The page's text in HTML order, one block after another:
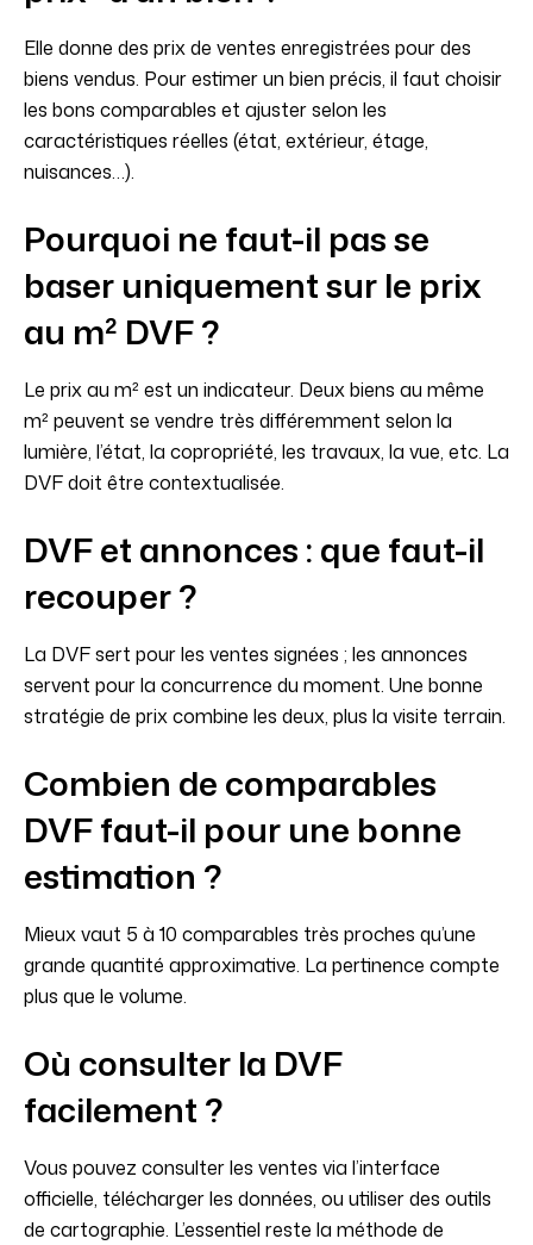
Elle donne des prix de ventes enregistrées pour des
biens vendus. Pour estimer un bien précis, il faut choisir
les bons comparables et ajuster selon les
caractéristiques réelles (état, extérieur, étage,
nuisances…).
Pourquoi ne faut-il pas se
baser uniquement sur le prix
au m² DVF ?
Le prix au m² est un indicateur. Deux biens au même
m² peuvent se vendre très différemment selon la
lumière, l’état, la copropriété, les travaux, la vue, etc. La
DVF doit être contextualisée.
DVF et annonces : que faut-il
recouper ?
La DVF sert pour les ventes signées ; les annonces
servent pour la concurrence du moment. Une bonne
stratégie de prix combine les deux, plus la visite terrain.
Combien de comparables
DVF faut-il pour une bonne
estimation ?
Mieux vaut 5 à 10 comparables très proches qu’une
grande quantité approximative. La pertinence compte
plus que le volume.
Où consulter la DVF
facilement ?
Vous pouvez consulter les ventes via l’interface
officielle, télécharger les données, ou utiliser des outils
de cartographie. L’essentiel reste la méthode de